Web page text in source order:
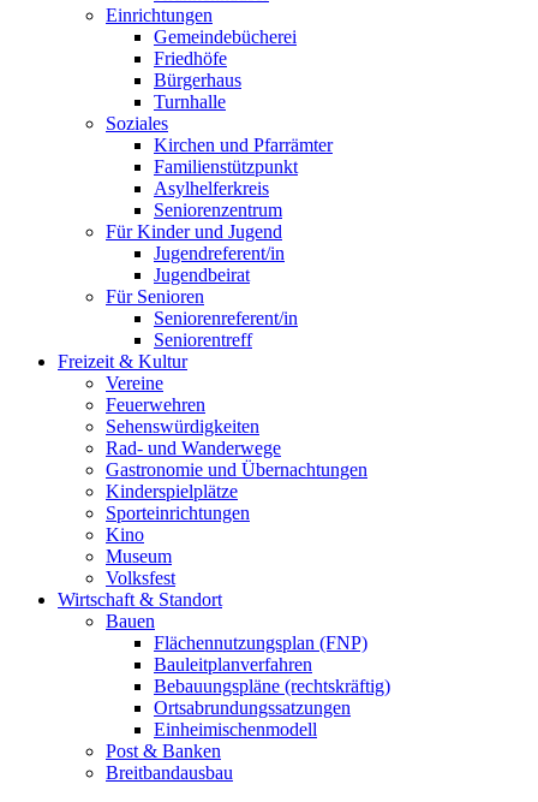
Einrichtungen
Gemeindebücherei
Friedhöfe
Bürgerhaus
Turnhalle
Soziales
Kirchen und Pfarrämter
Familienstützpunkt
Asylhelferkreis
Seniorenzentrum
Für Kinder und Jugend
Jugendreferent/in
Jugendbeirat
Für Senioren
Seniorenreferent/in
Seniorentreff
Freizeit & Kultur
Vereine
Feuerwehren
Sehenswürdigkeiten
Rad- und Wanderwege
Gastronomie und Übernachtungen
Kinderspielplätze
Sporteinrichtungen
Kino
Museum
Volksfest
Wirtschaft & Standort
Bauen
Flächennutzungsplan (FNP)
Bauleitplanverfahren
Bebauungspläne (rechtskräftig)
Ortsabrundungssatzungen
Einheimischenmodell
Post & Banken
Breitbandausbau